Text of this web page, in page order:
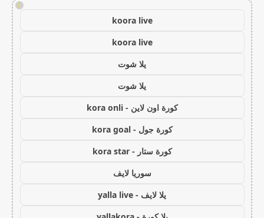
!
koora live
koora live
يلا شوت
يلا شوت
كورة اون لاين - kora onli
كورة جول - kora goal
كورة ستار - kora star
سوريا لايف
يلا لايف - yalla live